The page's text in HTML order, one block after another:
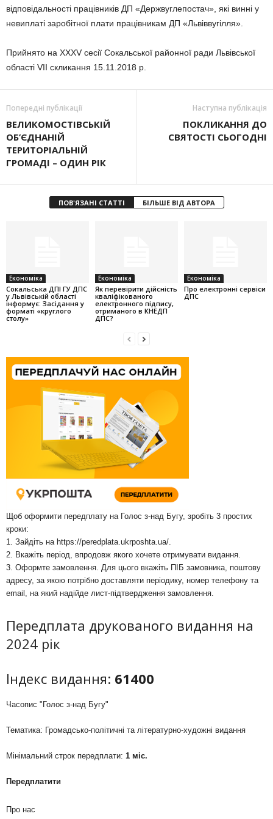
відповідальності працівників ДП «Держвуглепостач», які винні у
невиплаті заробітної плати працівникам ДП «Львіввугілля».
Прийнято на ХХХV сесії Сокальської районної ради Львівської
області VІІ скликання 15.11.2018 р.
Попередні публікації
ВЕЛИКОМОСТІВСЬКІЙ
ОБ’ЄДНАНІЙ
ТЕРИТОРІАЛЬНІЙ
ГРОМАДІ – ОДИН РІК
Наступна публікація
ПОКЛИКАННЯ ДО
СВЯТОСТІ СЬОГОДНІ
ПОВ'ЯЗАНІ СТАТТІ БІЛЬШЕ ВІД АВТОРА
Економіка
Cокальська ДПІ ГУ ДПС
у Львівській області
інформує: Засідання у
форматі «круглого
столу»
Економіка
Як перевірити дійсність
кваліфікованого
електронного підпису,
отриманого в КНЕДП
ДПС?
Економіка
Про електронні сервіси
ДПС
Щоб оформити передплату на Голос з-над Бугу, зробіть 3 простих
кроки:
1. Зайдіть на https://peredplata.ukrposhta.ua/.
2. Вкажіть період, впродовж якого хочете отримувати видання.
3. Оформте замовлення. Для цього вкажіть ПІБ замовника, поштову
адресу, за якою потрібно доставляти періодику, номер телефону та
email, на який надійде лист-підтвердження замовлення.
Передплата друкованого видання на
2024 рік
Індекс видання: 61400
Часопис "Голос з-над Бугу"
Тематика: Громадсько-політичні та літературно-художні видання
Мінімальний строк передплати: 1 міс.
Передплатити
Про нас